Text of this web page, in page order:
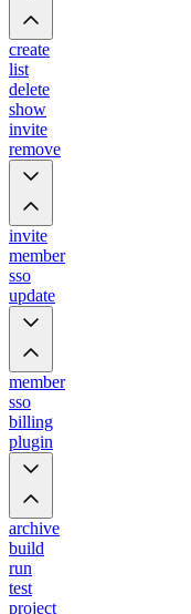
create
list
delete
show
invite
remove
invite
member
sso
update
member
sso
billing
plugin
archive
build
run
test
project